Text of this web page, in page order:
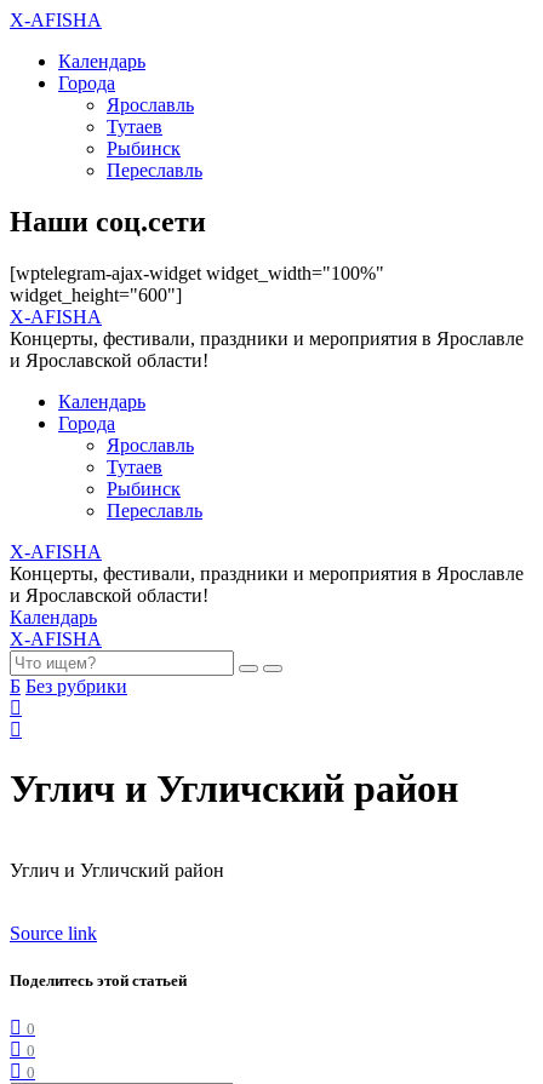
X-AFISHA
Календарь
Города
Ярославль
Тутаев
Рыбинск
Переславль
Наши соц.сети
[wptelegram-ajax-widget widget_width="100%"
widget_height="600"]
X-AFISHA
Концерты, фестивали, праздники и мероприятия в Ярославле
и Ярославской области!
Календарь
Города
Ярославль
Тутаев
Рыбинск
Переславль
X-AFISHA
Концерты, фестивали, праздники и мероприятия в Ярославле
и Ярославской области!
Календарь
X-AFISHA
Б Без рубрики
Углич и Угличский район
Углич и Угличский район
Source link
Поделитесь этой статьей
0
0
0